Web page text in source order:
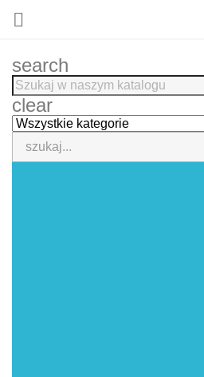

search
clear